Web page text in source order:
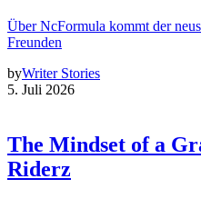
Über NcFormula kommt der
Freunden
byWriter Stories
5. Juli 2026
The Mindset of a
Riderz